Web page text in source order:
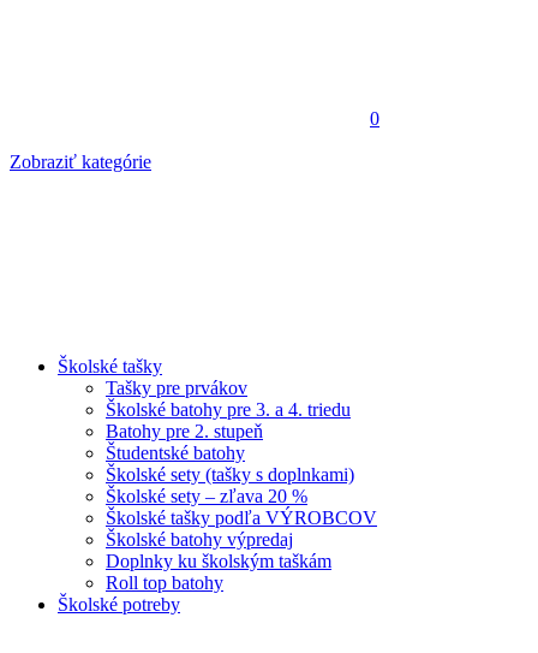
0
Zobraziť kategórie
Školské tašky
Tašky pre prvákov
Školské batohy pre 3. a 4. triedu
Batohy pre 2. stupeň
Študentské batohy
Školské sety (tašky s doplnkami)
Školské sety – zľava 20 %
Školské tašky podľa VÝROBCOV
Školské batohy výpredaj
Doplnky ku školským taškám
Roll top batohy
Školské potreby